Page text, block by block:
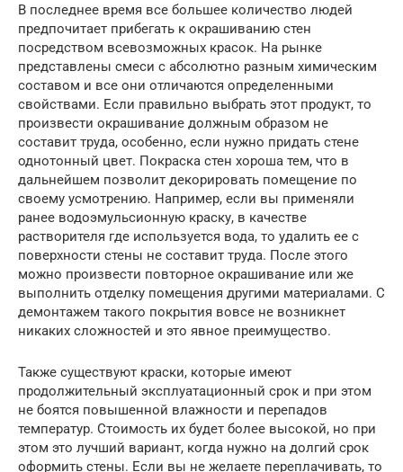
В последнее время все большее количество людей
предпочитает прибегать к окрашиванию стен
посредством всевозможных красок. На рынке
представлены смеси с абсолютно разным химическим
составом и все они отличаются определенными
свойствами. Если правильно выбрать этот продукт, то
произвести окрашивание должным образом не
составит труда, особенно, если нужно придать стене
однотонный цвет. Покраска стен хороша тем, что в
дальнейшем позволит декорировать помещение по
своему усмотрению. Например, если вы применяли
ранее водоэмульсионную краску, в качестве
растворителя где используется вода, то удалить ее с
поверхности стены не составит труда. После этого
можно произвести повторное окрашивание или же
выполнить отделку помещения другими материалами. С
демонтажем такого покрытия вовсе не возникнет
никаких сложностей и это явное преимущество.
Также существуют краски, которые имеют
продолжительный эксплуатационный срок и при этом
не боятся повышенной влажности и перепадов
температур. Стоимость их будет более высокой, но при
этом это лучший вариант, когда нужно на долгий срок
оформить стены. Если вы не желаете переплачивать, то